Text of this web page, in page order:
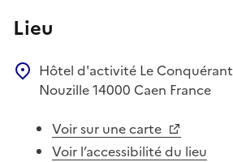
Lieu
Hôtel d'activité Le Conquérant
Nouzille14000 Caen France
Voir sur une carte
Voir l’accessibilité du lieu